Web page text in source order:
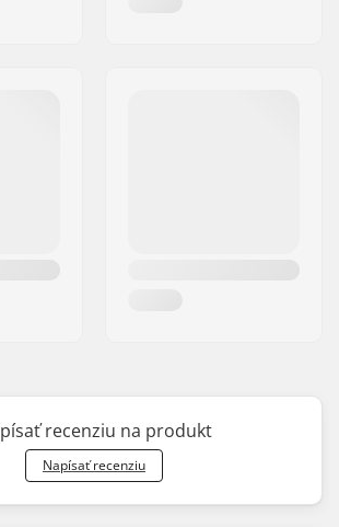
recenziu na produkt
Napísať recenziu